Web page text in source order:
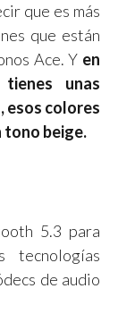
que es más
que están
Ace. Y en
unas
esos colores
tono beige.
5.3 para
tecnologías
de audio